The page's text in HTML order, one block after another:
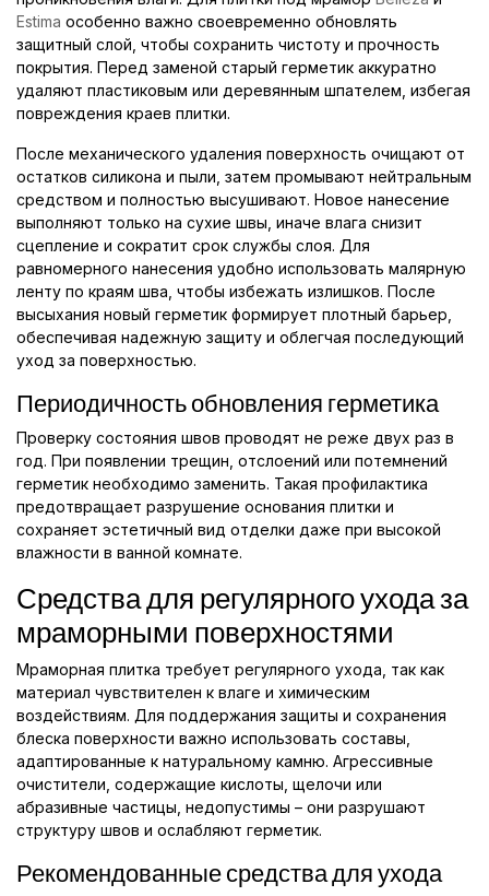
Estima особенно важно своевременно обновлять
защитный слой, чтобы сохранить чистоту и прочность
покрытия. Перед заменой старый герметик аккуратно
удаляют пластиковым или деревянным шпателем, избегая
повреждения краев плитки.
После механического удаления поверхность очищают от
остатков силикона и пыли, затем промывают нейтральным
средством и полностью высушивают. Новое нанесение
выполняют только на сухие швы, иначе влага снизит
сцепление и сократит срок службы слоя. Для
равномерного нанесения удобно использовать малярную
ленту по краям шва, чтобы избежать излишков. После
высыхания новый герметик формирует плотный барьер,
обеспечивая надежную защиту и облегчая последующий
уход за поверхностью.
Периодичность обновления герметика
Проверку состояния швов проводят не реже двух раз в
год. При появлении трещин, отслоений или потемнений
герметик необходимо заменить. Такая профилактика
предотвращает разрушение основания плитки и
сохраняет эстетичный вид отделки даже при высокой
влажности в ванной комнате.
Средства для регулярного ухода за
мраморными поверхностями
Мраморная плитка требует регулярного ухода, так как
материал чувствителен к влаге и химическим
воздействиям. Для поддержания защиты и сохранения
блеска поверхности важно использовать составы,
адаптированные к натуральному камню. Агрессивные
очистители, содержащие кислоты, щелочи или
абразивные частицы, недопустимы – они разрушают
структуру швов и ослабляют герметик.
Рекомендованные средства для ухода